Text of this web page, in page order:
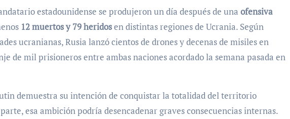
estadounidense se produjeron un día después de una ofensiva
12 muertos y 79 heridosen distintas regiones de Ucrania. Según
ucranianas, Rusia lanzó cientos de drones y decenas de misiles en
de mil prisioneros entre ambas naciones acordado la semana pasada en
demuestra su intención de conquistar la totalidad del territorio
esa ambición podría desencadenar graves consecuencias internas.